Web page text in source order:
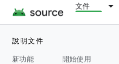
文件
說明文件
新功能
開始使用